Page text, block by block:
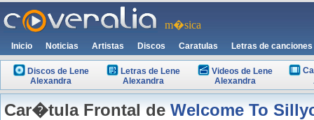
m�sica
Inicio Noticias Artistas Discos Caratulas Letras de canciones
Discos de Lene
Alexandra
Letras de Lene
Alexandra
Videos de Lene
Alexandra
Car�tula Frontal de Welcome To